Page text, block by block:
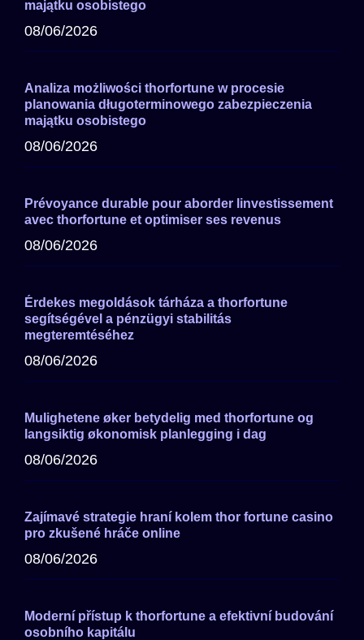
majątku osobistego
08/06/2026
Analiza możliwości thorfortune w procesie
planowania długoterminowego zabezpieczenia
majątku osobistego
08/06/2026
Prévoyance durable pour aborder linvestissement
avec thorfortune et optimiser ses revenus
08/06/2026
Érdekes megoldások tárháza a thorfortune
segítségével a pénzügyi stabilitás
megteremtéséhez
08/06/2026
Mulighetene øker betydelig med thorfortune og
langsiktig økonomisk planlegging i dag
08/06/2026
Zajímavé strategie hraní kolem thor fortune casino
pro zkušené hráče online
08/06/2026
Moderní přístup k thorfortune a efektivní budování
osobního kapitálu